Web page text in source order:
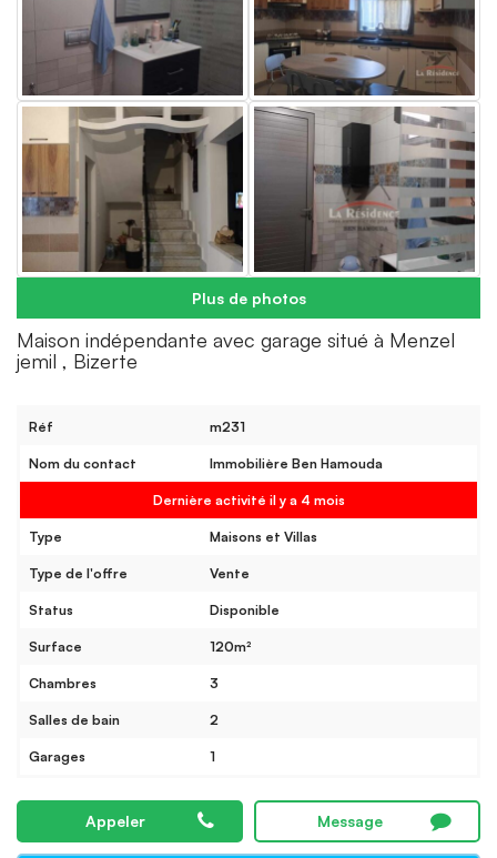
Plus de photos
Maison indépendante avec garage situé à Menzel
jemil , Bizerte
Réf m231
Nom du contact Immobilière Ben Hamouda
Dernière activité il y a 4 mois
Type Maisons et Villas
Type de l'offre Vente
Status Disponible
Surface 120m²
Chambres 3
Salles de bain 2
Garages 1
Appeler Message